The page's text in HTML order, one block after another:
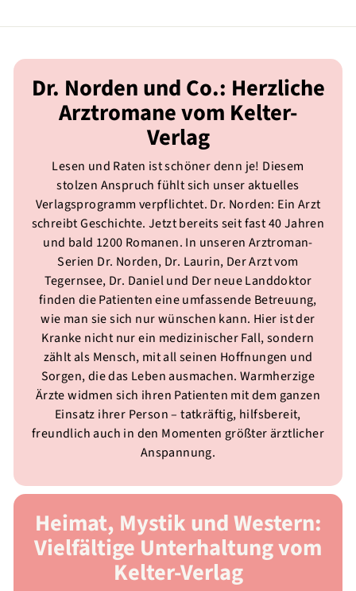
Dr. Norden und Co.: Herzliche
Arztromane vom Kelter-
Verlag
Lesen und Raten ist schöner denn je! Diesem
stolzen Anspruch fühlt sich unser aktuelles
Verlagsprogramm verpflichtet. Dr. Norden: Ein Arzt
schreibt Geschichte. Jetzt bereits seit fast 40 Jahren
und bald 1200 Romanen. In unseren Arztroman-
Serien Dr. Norden, Dr. Laurin, Der Arzt vom
Tegernsee, Dr. Daniel und Der neue Landdoktor
finden die Patienten eine umfassende Betreuung,
wie man sie sich nur wünschen kann. Hier ist der
Kranke nicht nur ein medizinischer Fall, sondern
zählt als Mensch, mit all seinen Hoffnungen und
Sorgen, die das Leben ausmachen. Warmherzige
Ärzte widmen sich ihren Patienten mit dem ganzen
Einsatz ihrer Person – tatkräftig, hilfsbereit,
freundlich auch in den Momenten größter ärztlicher
Anspannung.
Heimat, Mystik und Western:
Vielfältige Unterhaltung vom
Kelter-Verlag